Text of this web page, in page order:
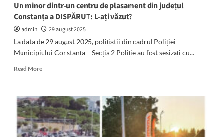
și
SMURD-
ul
Un minor dintr-un centru de plasament din județul
Constanța a DISPĂRUT: L-ați văzut?
admin
29 august 2025
La data de 29 august 2025, polițiștii din cadrul Poliției
Municipiului Constanța – Secția 2 Poliție au fost sesizați cu...
Read MoreRead
Un
minor
dintr-
un
centru